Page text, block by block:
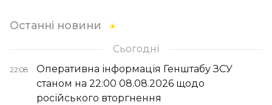
Останні новини
Сьогодні
22:08
Оперативна інформація Генштабу ЗСУ
станом на 22:00 08.08.2026 щодо
російського вторгнення